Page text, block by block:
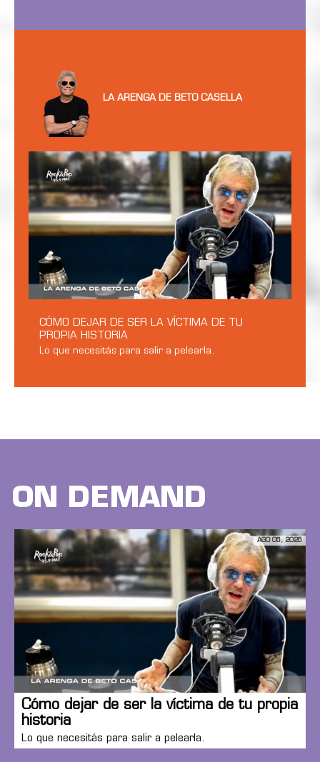
LA ARENGA DE BETO CASELLA
CÓMO DEJAR DE SER LA VÍCTIMA DE TU
PROPIA HISTORIA
Lo que necesitás para salir a pelearla.
ON DEMAND
AGO 06, 2026
Cómo dejar de ser la víctima de tu propia
historia
Lo que necesitás para salir a pelearla.